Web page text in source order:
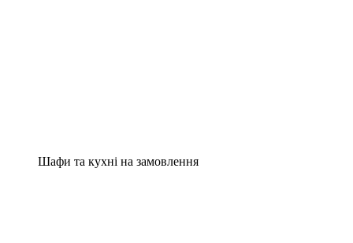
Шафи та кухні на замовлення